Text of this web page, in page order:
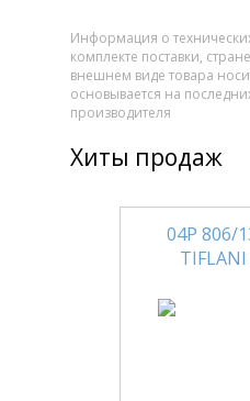
Информация о
комплекте поставки,
внешнем виде товара
основывается на
производителя
Хиты продаж
04Р 806/